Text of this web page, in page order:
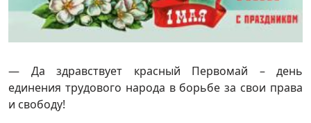
— Да здравствует красный Первомай – день
единения трудового народа в борьбе за свои права
и свободу!